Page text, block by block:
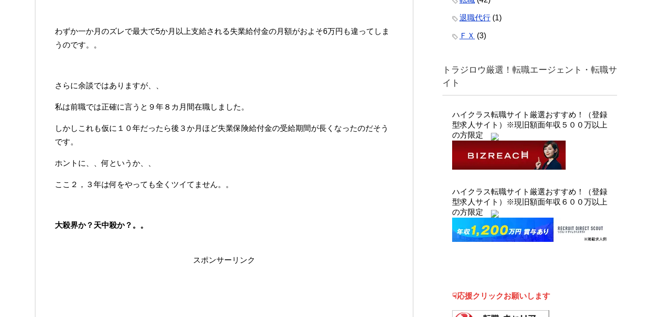
わずか一か月のズレで最大で5か月以上支給される失業給付金の月額がおよそ6万円も違ってしま
うのです。。
さらに余談ではありますが、、
私は前職では正確に言うと９年８カ月間在職しました。
しかしこれも仮に１０年だったら後３か月ほど失業保険給付金の受給期間が長くなったのだそう
です。
ホントに、、何というか、、
ここ２，３年は何をやっても全くツイてません。。
大殺界か？天中殺か？。。
スポンサーリンク
退職代行 (1)
ＦＸ (3)
トラジロウ厳選！転職エージェント・転職サ
イト
ハイクラス転職サイト厳選おすすめ！（登録
型求人サイト）※現旧額面年収５００万以上
の方限定
ハイクラス転職サイト厳選おすすめ！（登録
型求人サイト）※現旧額面年収６００万以上
の方限定
☟応援クリックお願いします